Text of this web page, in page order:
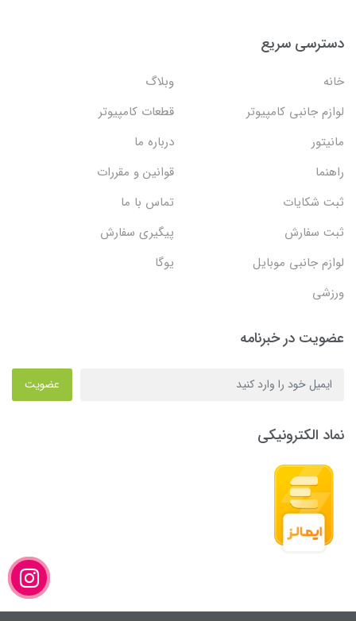
دسترسی سریع
خانه
وبلاگ
لوازم جانبی کامپیوتر
قطعات کامپیوتر
مانیتور
درباره ما
راهنما
قوانین و مقررات
ثبت شکایات
تماس با ما
ثبت سفارش
پیگیری سفارش
لوازم جانبی موبایل
یوگا
ورزشی
عضویت در خبرنامه
عضویت
نماد الکترونیکی